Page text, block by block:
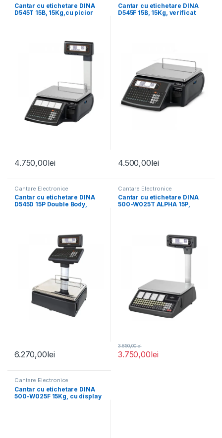
Cantar cu etichetare DINA
D545T 15B, 15Kg,cu picior
4.750,00lei
Cantar cu etichetare DINA
D545F 15B, 15Kg, verificat
4.500,00lei
Cantare Electronice
Cantar cu etichetare DINA
D545D 15P Double Body,
6.270,00lei
Cantare Electronice
Cantar cu etichetare DINA
500-W025T ALPHA 15P,
3.750,00lei
3.850,00lei
Cantare Electronice
Cantar cu etichetare DINA
500-W025F 15Kg, cu display